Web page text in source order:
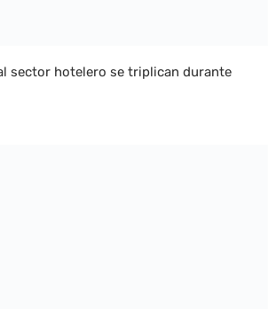
sector hotelero se triplican durante